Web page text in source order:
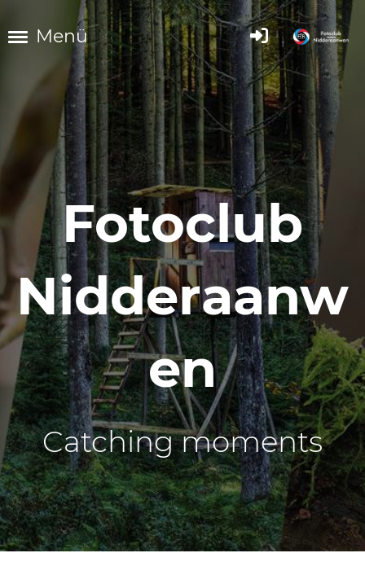
Menü
Fotoclub
Nidderaanw
en
Catching moments